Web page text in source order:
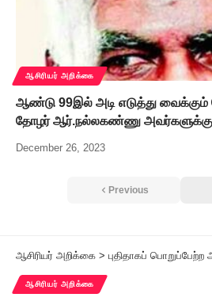
ஆசிரியர் அறிக்கை
ஆண்டு 99இல் அடி எடுத்து வைக்கும்
தோழர் ஆர்.நல்லகண்ணு அவர்களுக்கு
December 26, 2023
Previous
ஆசிரியர் அறிக்கை > புதிதாகப் பொறுப்பேற்ற ஆட்சி, அதன் கொள்கை எதிரிகளிடம்
ஆசிரியர் அறிக்கை